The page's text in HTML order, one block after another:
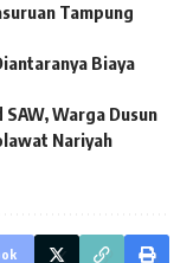
Tampung
Biaya
Warga Dusun
Nariyah